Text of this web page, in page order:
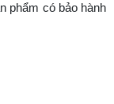
phẩm có bảo hành